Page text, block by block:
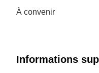
À convenir
Informations